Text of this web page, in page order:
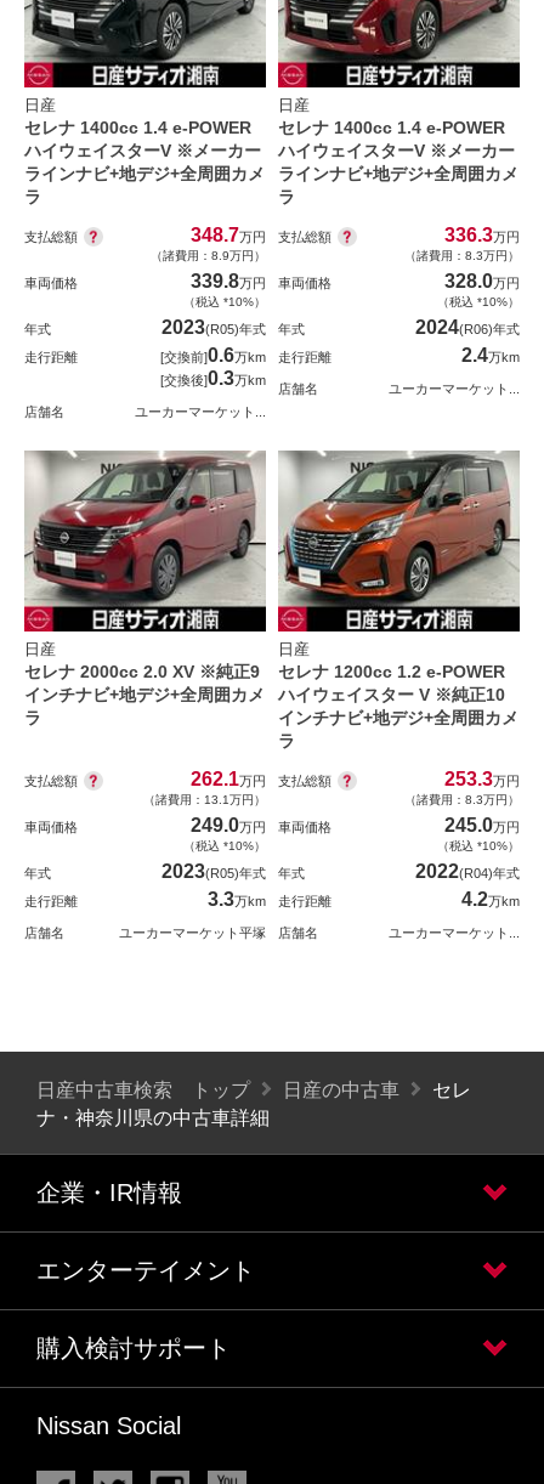
日産
セレナ 1400cc 1.4 e-POWER
ハイウェイスターV ※メーカー
ラインナビ+地デジ+全周囲カメ
ラ
支払総額 348.7万円
（諸費用：8.9万円）
車両価格 339.8万円
（税込 *10%）
年式 2023(R05)年式
走行距離
[交換前]0.6万km
[交換後]0.3万km
店舗名 ユーカーマーケット...
日産
セレナ 1400cc 1.4 e-POWER
ハイウェイスターV ※メーカー
ラインナビ+地デジ+全周囲カメ
ラ
支払総額 336.3万円
（諸費用：8.3万円）
車両価格 328.0万円
（税込 *10%）
年式 2024(R06)年式
走行距離
2.4万km
店舗名 ユーカーマーケット...
日産
セレナ 2000cc 2.0 XV ※純正9
インチナビ+地デジ+全周囲カメ
ラ
支払総額 262.1万円
（諸費用：13.1万円）
車両価格 249.0万円
（税込 *10%）
年式 2023(R05)年式
走行距離
3.3万km
店舗名 ユーカーマーケット平塚
日産
セレナ 1200cc 1.2 e-POWER
ハイウェイスター V ※純正10
インチナビ+地デジ+全周囲カメ
ラ
支払総額 253.3万円
（諸費用：8.3万円）
車両価格 245.0万円
（税込 *10%）
年式 2022(R04)年式
走行距離
4.2万km
店舗名 ユーカーマーケット...
日産中古車検索 トップ 日産の中古車
セレ
ナ・神奈川県の中古車詳細
企業・IR情報
エンターテイメント
購入検討サポート
Nissan Social